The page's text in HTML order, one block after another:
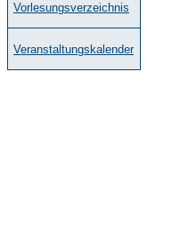
Vorlesungsverzeichnis
Veranstaltungskalender